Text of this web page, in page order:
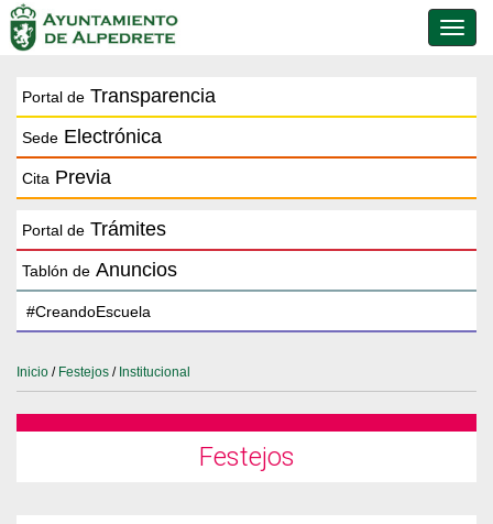
de
Portal de Transparencia
Sede Electrónica
Cita Previa
Portal de Trámites
Tablón de Anuncios
Inicio / Festejos / Institucional
Festejos